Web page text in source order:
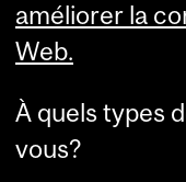
cgi
ll.c
(fr
an
améliorer la
Web.
À quels types
vous?